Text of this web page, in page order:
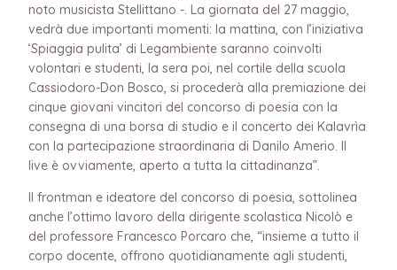
noto musicista Stellittano -. La giornata del 27 maggio,
vedrà due importanti momenti: la mattina, con l’iniziativa
‘Spiaggia pulita’ di Legambiente saranno coinvolti
volontari e studenti, la sera poi, nel cortile della scuola
Cassiodoro-Don Bosco, si procederà alla premiazione dei
cinque giovani vincitori del concorso di poesia con la
consegna di una borsa di studio e il concerto dei Kalavrìa
con la partecipazione straordinaria di Danilo Amerio. Il
live è ovviamente, aperto a tutta la cittadinanza”.
Il frontman e ideatore del concorso di poesia, sottolinea
anche l’ottimo lavoro della dirigente scolastica Nicolò e
del professore Francesco Porcaro che, “insieme a tutto il
corpo docente, offrono quotidianamente agli studenti,